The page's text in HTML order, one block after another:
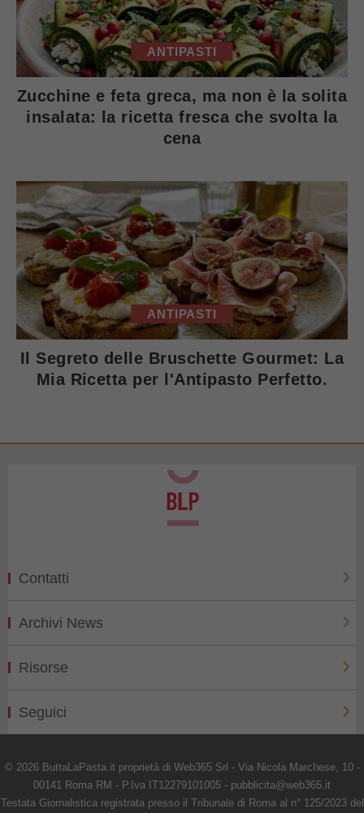
ANTIPASTI
Zucchine e feta greca, ma non è la solita
insalata: la ricetta fresca che svolta la
cena
ANTIPASTI
Il Segreto delle Bruschette Gourmet: La
Mia Ricetta per l'Antipasto Perfetto.
Contatti
Archivi News
Risorse
Seguici
© 2026 ButtaLaPasta.it proprietà di Web365 Srl - Via Nicola Marchese, 10 -
00141 Roma RM - P.Iva IT12279101005 - pubblicita@web365.it
Testata Giornalistica registrata presso il Tribunale di Roma al n° 125/2023 del